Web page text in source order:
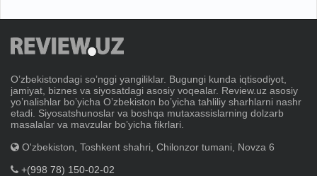
Oʼzbekistondagi soʼnggi yangiliklar. Bugungi kunda iqtisodiyot,
jamiyat, biznes va siyosatdagi asosiy voqealar. Review.uz asosiy
yoʼnalishlar boʼyicha Oʼzbekiston boʼyicha tahliliy sharhlarni nashr
etadi. Siyosatshunoslar va boshqa mutaxassislarning dolzarb
masalalar va mavzular boʼyicha fikrlari.
O'zbekiston, Toshkent shahri, Chilonzor tumani, Novza 6
+(998 78) 150-02-02